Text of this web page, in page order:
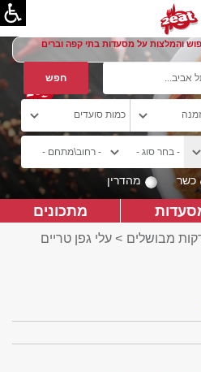
והמלצות על מסעדות בתי קפה וברים
כשר מהדרין
מתכונים
מבושלים > עלי גפן טריים